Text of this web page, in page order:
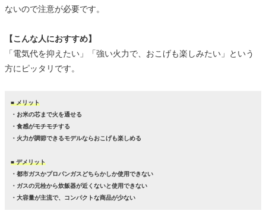
ないので注意が必要です。
【こんな人におすすめ】
「電気代を抑えたい」「強い火力で、おこげも楽しみたい」という
方にピッタリです。
■ メリット
・お米の芯まで火を通せる
・食感がモチモチする
・火力が調節できるモデルならおこげも楽しめる
■ デメリット
・都市ガスかプロパンガスどちらかしか使用できない
・ガスの元栓から炊飯器が近くないと使用できない
・大容量が主流で、コンパクトな商品が少ない